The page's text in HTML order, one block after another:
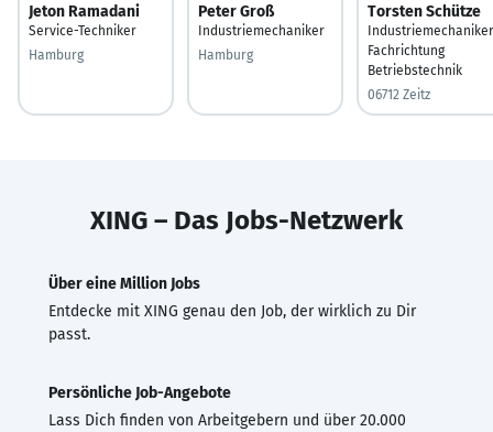
Jeton Ramadani
Service-Techniker
Hamburg
Peter Groß
Industriemechaniker
Hamburg
Torsten Schütze
Industriemechaniker
Fachrichtung
Betriebstechnik
06712 Zeitz
XING – Das Jobs-Netzwerk
Über eine Million Jobs
Entdecke mit XING genau den Job, der wirklich zu Dir
passt.
Persönliche Job-Angebote
Lass Dich finden von Arbeitgebern und über 20.000